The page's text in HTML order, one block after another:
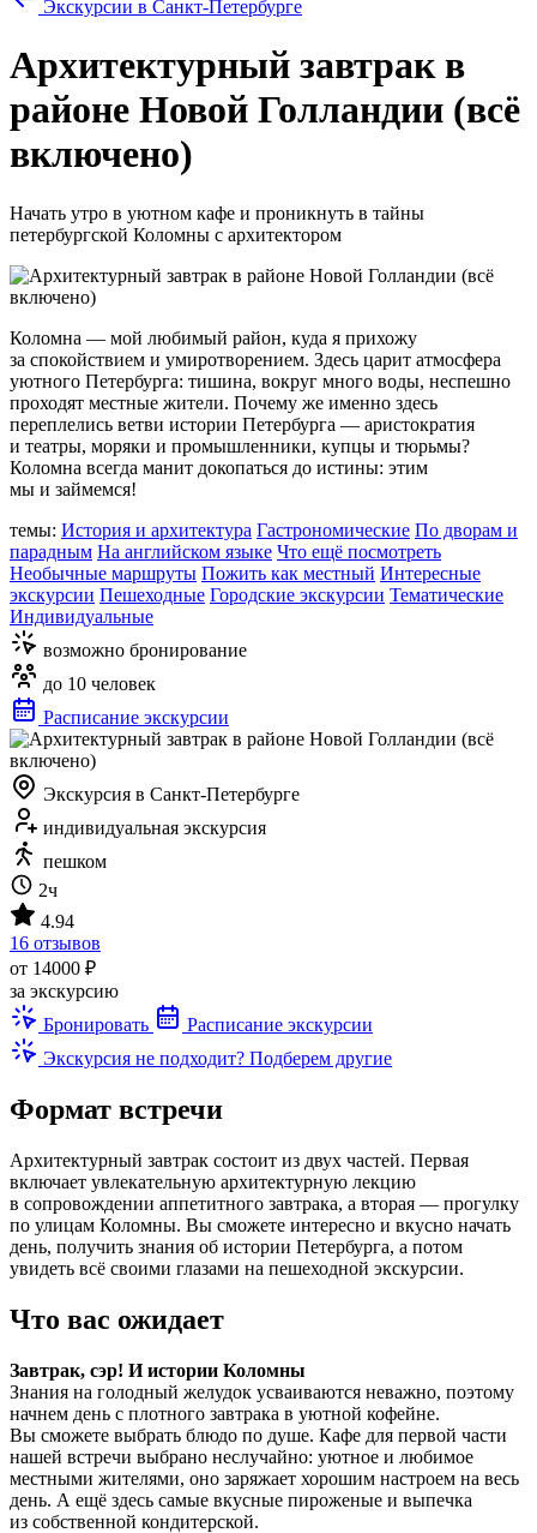
Экскурсии в Санкт-Петербурге
Архитектурный завтрак в
районе Новой Голландии (всё
включено)
Начать утро в уютном кафе и проникнуть в тайны
петербургской Коломны с архитектором
Коломна — мой любимый район, куда я прихожу
за спокойствием и умиротворением. Здесь царит атмосфера
уютного Петербурга: тишина, вокруг много воды, неспешно
проходят местные жители. Почему же именно здесь
переплелись ветви истории Петербурга — аристократия
и театры, моряки и промышленники, купцы и тюрьмы?
Коломна всегда манит докопаться до истины: этим
мы и займемся!
темы: История и архитектура Гастрономические По дворам и
парадным На английском языке Что ещё посмотреть
Необычные маршруты Пожить как местный Интересные
экскурсии Пешеходные Городские экскурсии Тематические
Индивидуальные
возможно бронирование
до 10 человек
Расписание экскурсии
Экскурсия в Санкт-Петербурге
индивидуальная экскурсия
пешком
2ч
4.94
16 отзывов
от 14000 ₽
за экскурсию
Бронировать
Расписание экскурсии
Экскурсия не подходит? Подберем другие
Формат встречи
Архитектурный завтрак состоит из двух частей. Первая
включает увлекательную архитектурную лекцию
в сопровождении аппетитного завтрака, а вторая — прогулку
по улицам Коломны. Вы сможете интересно и вкусно начать
день, получить знания об истории Петербурга, а потом
увидеть всё своими глазами на пешеходной экскурсии.
Что вас ожидает
Завтрак, сэр! И истории Коломны
Знания на голодный желудок усваиваются неважно, поэтому
начнем день с плотного завтрака в уютной кофейне.
Вы сможете выбрать блюдо по душе. Кафе для первой части
нашей встречи выбрано неслучайно: уютное и любимое
местными жителями, оно заряжает хорошим настроем на весь
день. А ещё здесь самые вкусные пироженые и выпечка
из собственной кондитерской.